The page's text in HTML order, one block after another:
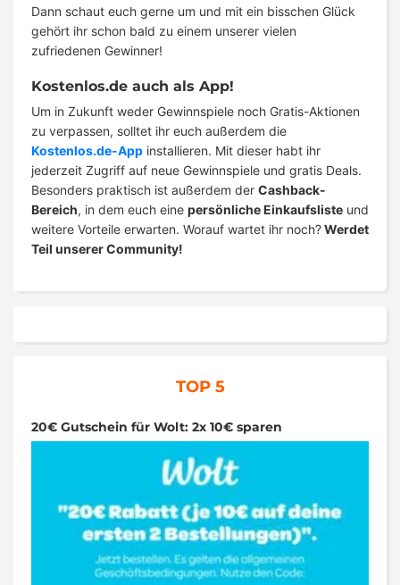
Dann schaut euch gerne um und mit ein bisschen Glück
gehört ihr schon bald zu einem unserer vielen
zufriedenen Gewinner!
Kostenlos.de auch als App!
Um in Zukunft weder Gewinnspiele noch Gratis-Aktionen
zu verpassen, solltet ihr euch außerdem die
Kostenlos.de-App installieren. Mit dieser habt ihr
jederzeit Zugriff auf neue Gewinnspiele und gratis Deals.
Besonders praktisch ist außerdem der Cashback-
Bereich, in dem euch eine persönliche Einkaufsliste und
weitere Vorteile erwarten. Worauf wartet ihr noch?Werdet
Teil unserer Community!
TOP 5
20€ Gutschein für Wolt: 2x 10€ sparen